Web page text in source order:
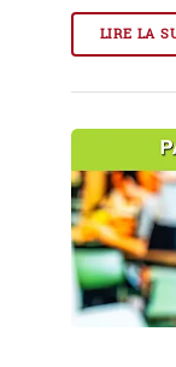
LIRE LA